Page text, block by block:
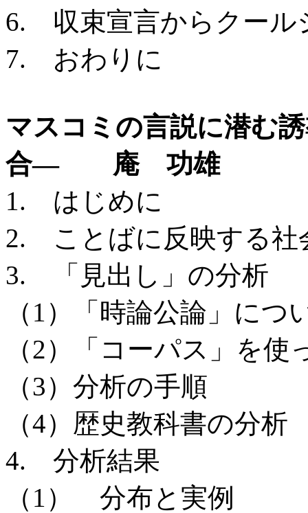
6. 収束宣言からクール
7. おわりに
マスコミの言説に潜む
合— 庵 功雄
1. はじめに
2. ことばに反映する社
3. 「見出し」の分析
（1）「時論公論」につ
（2）「コーパス」を使
（3）分析の手順
（4）歴史教科書の分析
4. 分析結果
（1） 分布と実例